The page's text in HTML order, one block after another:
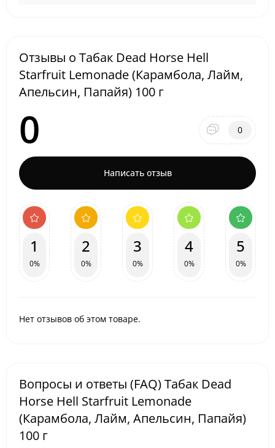
Отзывы о Табак Dead Horse Hell
Starfruit Lemonade (Карамбола, Лайм,
Апельсин, Папайя) 100 г
0 0
Написать отзыв
1
0%
2
0%
3
0%
4
0%
5
0%
Нет отзывов об этом товаре.
Вопросы и ответы (FAQ) Табак Dead
Horse Hell Starfruit Lemonade
(Карамбола, Лайм, Апельсин, Папайя)
100 г